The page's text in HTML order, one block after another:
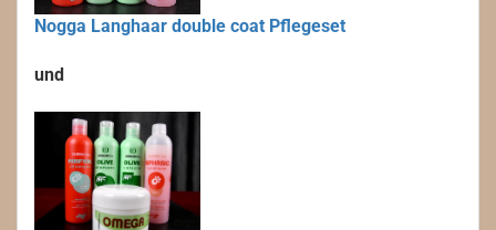
Nogga Langhaar double coat Pflegeset
und